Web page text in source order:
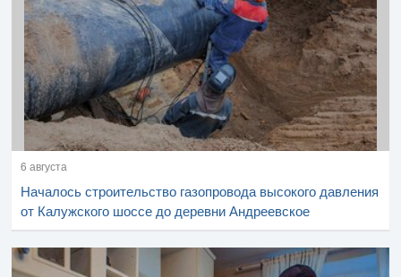
6 августа
Началось строительство газопровода высокого давления
от Калужского шоссе до деревни Андреевское